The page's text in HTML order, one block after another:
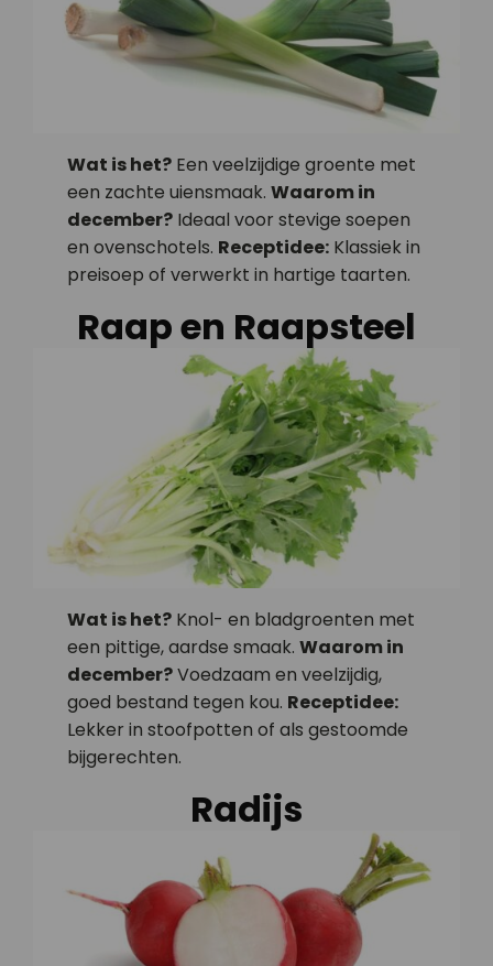
Wat is het? Een veelzijdige groente met
een zachte uiensmaak.Waarom in
december? Ideaal voor stevige soepen
en ovenschotels. Receptidee: Klassiek in
preisoep of verwerkt in hartige taarten.
Raap en Raapsteel
Wat is het? Knol- en bladgroenten met
een pittige, aardse smaak.Waarom in
december?Voedzaam en veelzijdig,
goed bestand tegen kou. Receptidee:
Lekker in stoofpotten of als gestoomde
bijgerechten.
Radijs